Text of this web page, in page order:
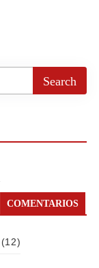
(12)
COMENTARIOS